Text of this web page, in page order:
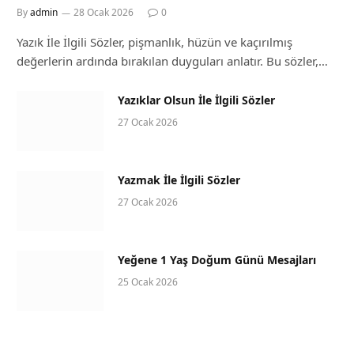
Byadmin 28 Ocak 2026 0
Yazık İle İlgili Sözler, pişmanlık, hüzün ve kaçırılmış
değerlerin ardında bırakılan duyguları anlatır. Bu sözler,…
Yazıklar Olsun İle İlgili Sözler
27 Ocak 2026
Yazmak İle İlgili Sözler
27 Ocak 2026
Yeğene 1 Yaş Doğum Günü Mesajları
25 Ocak 2026